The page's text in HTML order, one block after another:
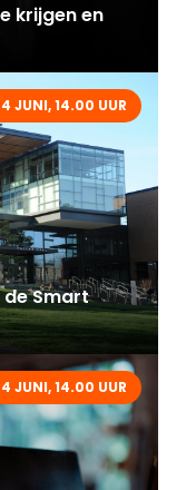
krijgen en
JUNI, 14.00 UUR
Smart
JUNI, 14.00 UUR